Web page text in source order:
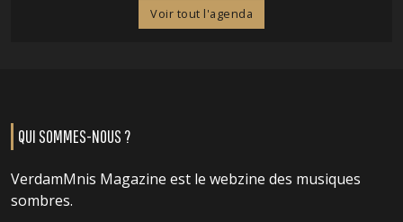
Voir tout l'agenda
QUI SOMMES-NOUS ?
VerdamMnis Magazine est le webzine des musiques
sombres.